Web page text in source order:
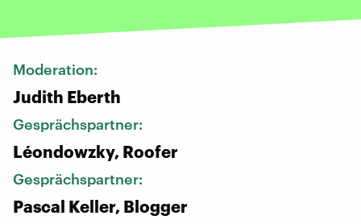
Moderation:
Judith Eberth
Gesprächspartner:
Léondowzky, Roofer
Gesprächspartner:
Pascal Keller, Blogger